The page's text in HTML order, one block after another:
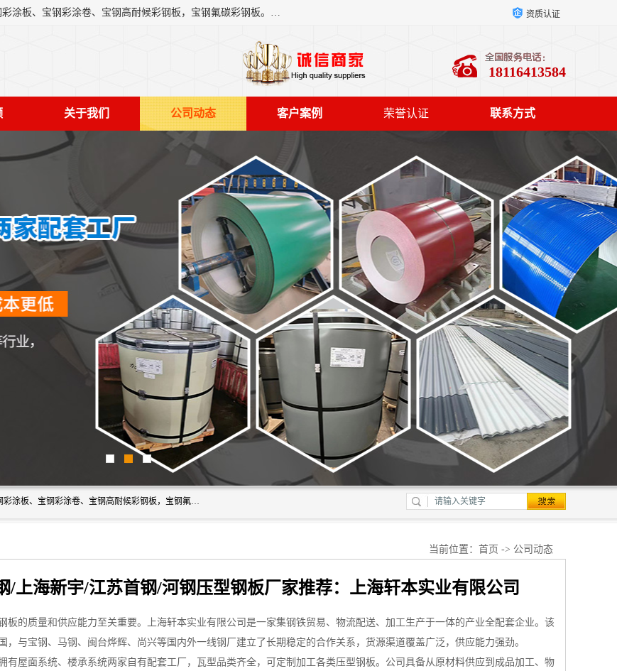
上海轩本实业有限公司主营产品：宝钢彩钢板、宝钢彩钢卷、宝钢彩涂板、宝钢彩涂卷、宝钢高耐候彩钢板，宝钢氟碳彩钢板。是一家集钢铁贸易，物流、加工为一体的产业全配套公司。 资质认证
18116413584
关于我们 公司动态 客户案例 荣誉认证 联系方式
上海轩本实业有限公司主营产品：宝钢彩钢板、宝钢彩钢卷、宝钢彩涂板、宝钢彩涂卷、宝钢高耐候彩钢板，宝钢氟碳彩钢板。是一家集钢铁贸易，物流、加工为一体的产业全配套公司。
当前位置： 首页 -> 公司动态
/上海新宇/江苏首钢/河钢压型钢板厂家推荐：上海轩本实业有限公司
板的质量和供应能力至关重要。上海轩本实业有限公司是一家集钢铁贸易、物流配送、加工生产于一体的产业全配套企业。该
，与宝钢、马钢、闽台烨辉、尚兴等国内外一线钢厂建立了长期稳定的合作关系，货源渠道覆盖广泛，供应能力强劲。
有屋面系统、楼承系统两家自有配套工厂，瓦型品类齐全，可定制加工各类压型钢板。公司具备从原材料供应到成品加工、物